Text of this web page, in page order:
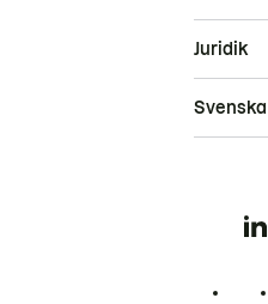
Juridik
Svenska